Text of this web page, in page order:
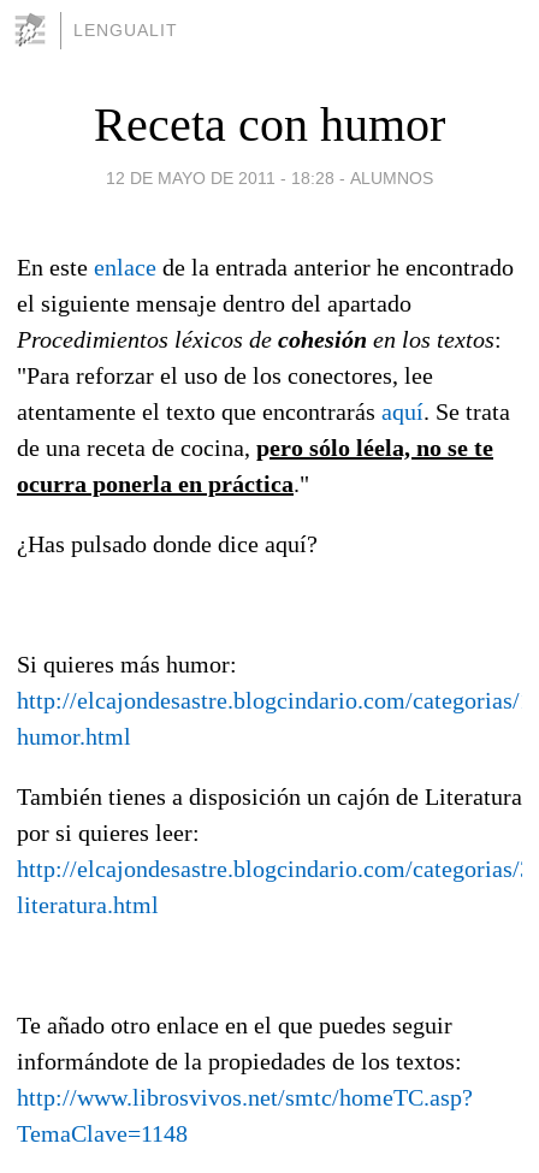
LENGUALIT
Receta con humor
12 DE MAYO DE 2011 - 18:28 - ALUMNOS
En este enlace de la entrada anterior he encontrado
el siguiente mensaje dentro del apartado
Procedimientos léxicos de cohesión en los textos:
"Para reforzar el uso de los conectores, lee
atentamente el texto que encontrarás aquí. Se trata
de una receta de cocina, pero sólo léela, no se te
ocurra ponerla en práctica."
¿Has pulsado donde dice aquí?
Si quieres más humor:
http://elcajondesastre.blogcindario.com/categorias/
humor.html
También tienes a disposición un cajón de Literatura
por si quieres leer:
http://elcajondesastre.blogcindario.com/categorias/3-
literatura.html
Te añado otro enlace en el que puedes seguir
informándote de la propiedades de los textos:
http://www.librosvivos.net/smtc/homeTC.asp?
TemaClave=1148